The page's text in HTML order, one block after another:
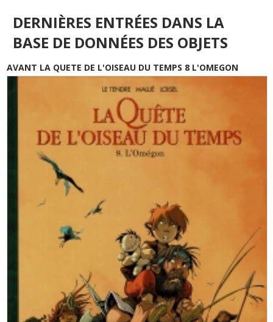
DERNIÈRES ENTRÉES DANS LA
BASE DE DONNÉES DES OBJETS
AVANT LA QUETE DE L'OISEAU DU TEMPS 8 L'OMEGON